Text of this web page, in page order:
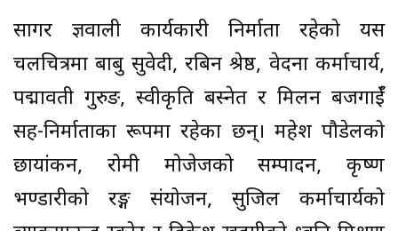
सागर ज्ञवाली कार्यकारी निर्माता रहेको यस
चलचित्रमा बाबु सुवेदी, रबिन श्रेष्ठ, वेदना कर्माचार्य,
पद्मावती गुरुङ, स्वीकृति बस्नेत र मिलन बजगाईँ
सह-निर्माताका रूपमा रहेका छन्। महेश पौडेलको
छायांकन, रोमी मोजेजको सम्पादन, कृष्ण
भण्डारीको रङ्ग संयोजन, सुजिल कर्माचार्यको